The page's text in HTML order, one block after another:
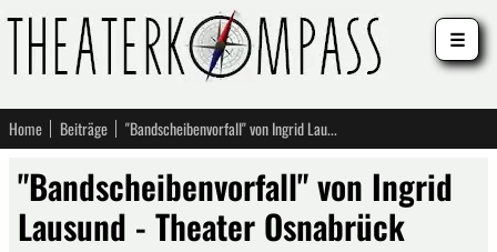
Home Beiträge "Bandscheibenvorfall" von Ingrid Lausund - Theater Osnabrück
"Bandscheibenvorfall" von Ingrid
Lausund - Theater Osnabrück
☰